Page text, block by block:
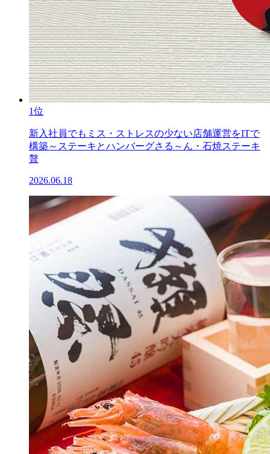
1位
新入社員でもミス・ストレスの少ない店舗運営をITで
構築～ステーキとハンバーグさる～ん・石焼ステーキ
贅
2026.06.18